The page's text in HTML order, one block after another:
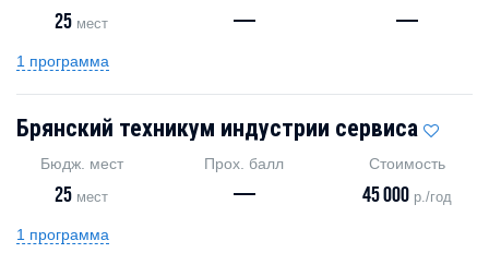
25 мест — —
1 программа
Брянский техникум индустрии сервиса
Бюдж. мест
25 мест
Прох. балл
—
Стоимость
45 000 р./год
1 программа